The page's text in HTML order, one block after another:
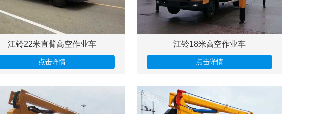
江铃22米直臂高空作业车
点击详情
江铃18米高空作业车
点击详情